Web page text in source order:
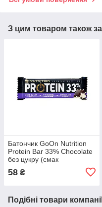
З цим товаром також
Батончик GoOn Nutrition
Protein Bar 33% Chocolate
без цукру (смак
58 ₴
Подібні товари